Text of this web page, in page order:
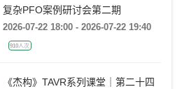
复杂PFO案例研讨会第二期
2026-07-22 18:00 - 2026-07-22 19:40
910人次
《杰构》TAVR系列课堂｜第二十四